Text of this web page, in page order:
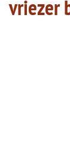
vriezer